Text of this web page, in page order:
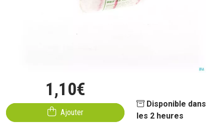
1,10€
Ajouter
Disponible dans
les 2 heures